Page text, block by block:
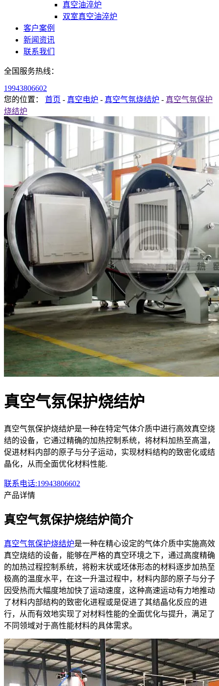
真空油淬炉
双室真空油淬炉
客户案例
新闻资讯
联系我们
全国服务热线：
19943806602
您的位置： 首页 - 真空电炉 - 真空气氛烧结炉 - 真空气氛保护
烧结炉
真空气氛保护烧结炉
真空气氛保护烧结炉是一种在特定气体介质中进行高效真空烧
结的设备，它通过精确的加热控制系统，将材料加热至高温，
促进材料内部的原子与分子运动，实现材料结构的致密化或结
晶化，从而全面优化材料性能.
联系电话:19943806602
产品详情
真空气氛保护烧结炉简介
真空气氛保护烧结炉是一种在精心设定的气体介质中实施高效
真空烧结的设备，能够在严格的真空环境之下，通过高度精确
的加热过程控制系统，将粉末状或坯体形态的材料逐步加热至
极高的温度水平，在这一升温过程中，材料内部的原子与分子
因受热而大幅度地加快了运动速度，这种高速运动有力地推动
了材料内部结构的致密化进程或是促进了其结晶化反应的进
行，从而有效地实现了对材料性能的全面优化与提升，满足了
不同领域对于高性能材料的具体需求。